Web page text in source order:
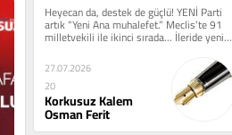
Heyecan da, destek de güçlü! YENİ Parti
artık “Yeni Ana muhalefet.” Meclis’te 91
milletvekili ile ikinci sırada... İleride yeni...
27.07.2026
20
Korkusuz Kalem
Osman Ferit